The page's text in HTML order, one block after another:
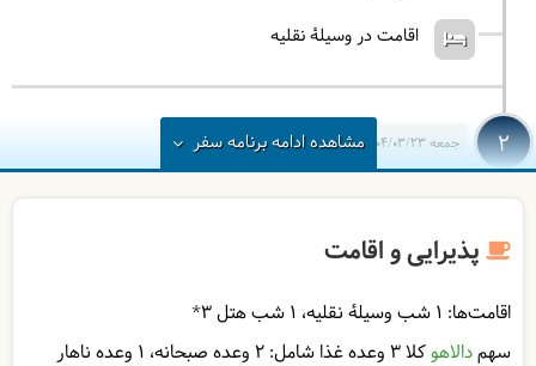
اقامت در وسیلۀ نقلیه
2 جمعه June 13, 2025 | 1404/03/23
صبحانه از آبشار آب سپید معروف به عروس آبشار های
ایران بازدید می کنیم. در ادامه به سوی آبشار پونه زار رفته
و پس از تماشای این آبشار زیبا به محل اقامت خود در
داران می رویم.
= داران
مشاهدهادامهبرنامه سفر
پذیرایی و اقامت
اقامت‌ها: 1 شب وسیلۀ نقلیه
1 شب هتل ۳*
سهمدالاهوکلا 3 وعده غذا شامل: 2 وعده صبحانه 1 وعده ناهار